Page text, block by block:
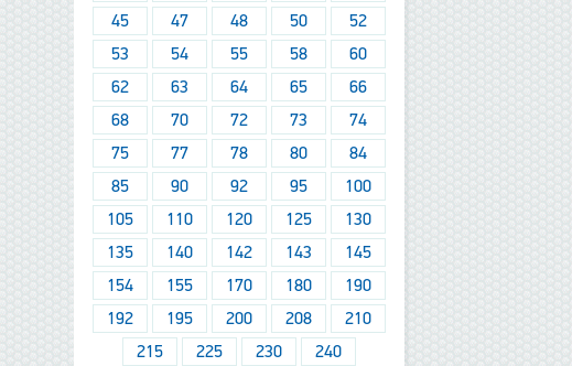
45
47 48 50
52
53
54 55 58
60
62
63 64 65
66
68
70 72 73
74
75
77 78 80
84
85
90 92 95
100
105
110 120 125
130
135
140 142 143
145
154
155 170 180
190
192
195 200 208
210
215
225 230 240